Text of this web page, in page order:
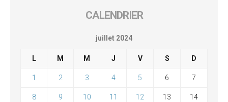
CALENDRIER
juillet 2024
L M M J V S D
1 2 3 4 5 6 7
8 9 10 11 12 13 14